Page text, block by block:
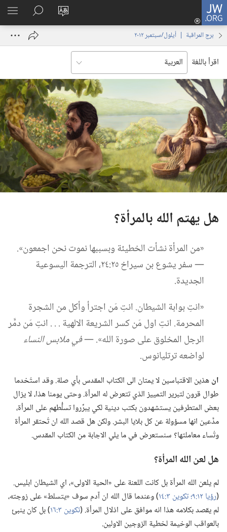
JW.ORG
تغيير
الموقع
تسجيل
الدخول
نافذة
البحث
في
JW.‎ORG
برج المراقبة | ‏‎أيلول/سبتمبر‏ ‏‎٢٠١٢‏
اقرأ باللغة
هل يهتم الله بالمرأة؟‏
‏«من المرأة نشأت الخطيئة وبسببها نموت نحن اجمعون».‏
—‏ سفر يشوع بن سيراخ ٢٥:‏٢٤،‏ الترجمة اليسوعية
الجديدة.‏
‏«انتِ بوابة الشيطان.‏ انتِ مَن اجترأ وأكل من الشجرة
المحرمة.‏ انتِ اول مَن كسر الشريعة الالهية .‏ .‏ .‏ انتِ مَن دمَّر
الرجل المخلوق على صورة الله».‏ —‏فيملابس النساء
لواضعه ترتليانوس.‏
انهذين الاقتباسين لا يمتان الى الكتاب المقدس بأي صلة.‏ وقد استُخدما
طوال قرون لتبرير التمييز الذي تتعرض له المرأة.‏ وحتى يومنا هذا،‏ لا يزال
بعض المتطرفين يستشهدون بكتب دينية لكي يبرِّروا تسلُّطهم على المرأة،‏
مدَّعين انها مسؤولة عن كل بلايا البشر.‏ ولكن هل قصد الله ان تُحتقر المرأة
وتُساء معاملتها؟‏ سنستعرض في ما يلي الاجابة من الكتاب المقدس.‏
هل لعن الله المرأة؟‏
لم يلعن الله المرأة بل كانت اللعنة على «الحية الاولى»،‏ اي الشيطان ابليس.‏
(‏رؤيا ١٢:‏٩؛‏ تكوين ٣:‏١٤
‏)‏ وعندما قال الله ان آدم سوف «يتسلط» على زوجته،‏
لم يقصد بكلامه هذا انه موافق على اذلال المرأة.‏ (‏تكوين ٣:‏١٦
‏)‏ بل كان ينبئ
بالعواقب الوخيمة لخطية الزوجين الاولين.‏